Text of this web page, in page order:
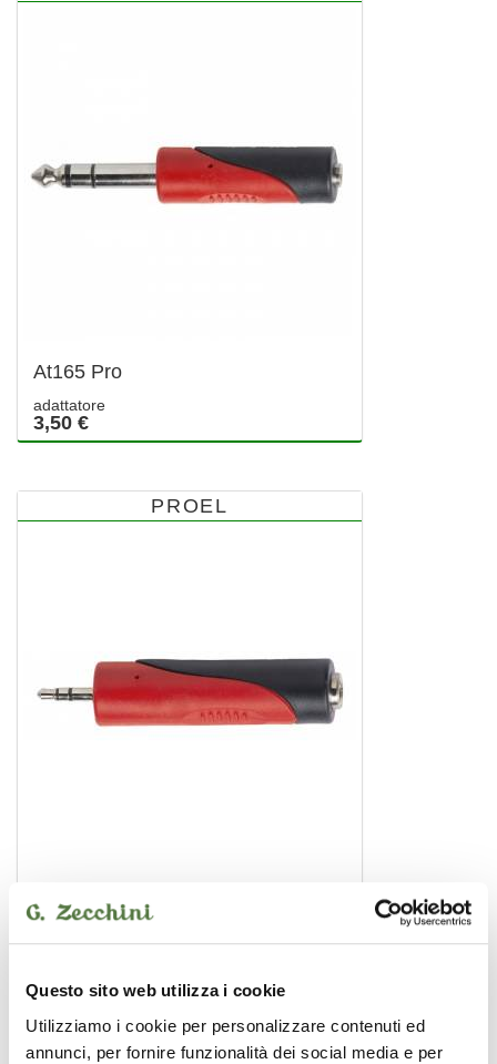
Questo sito web utilizza i cookie
Utilizziamo i cookie per personalizzare contenuti ed
annunci, per fornire funzionalità dei social media e per
At165 Pro
adattatore
3,50 €
PROEL
adattatore
3,50 €
PROEL